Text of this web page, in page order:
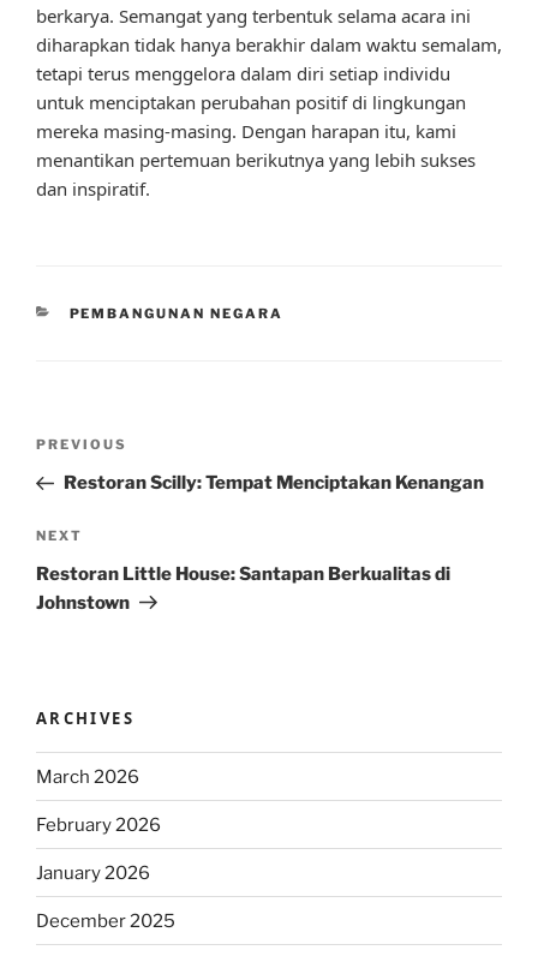
berkarya. Semangat yang terbentuk selama acara ini
diharapkan tidak hanya berakhir dalam waktu semalam,
tetapi terus menggelora dalam diri setiap individu
untuk menciptakan perubahan positif di lingkungan
mereka masing-masing. Dengan harapan itu, kami
menantikan pertemuan berikutnya yang lebih sukses
dan inspiratif.
CATEGORIES
PEMBANGUNAN NEGARA
Previous
Post
PREVIOUS
Restoran Scilly: Tempat Menciptakan Kenangan
Next
Post
NEXT
Restoran Little House: Santapan Berkualitas di
Johnstown
ARCHIVES
March 2026
February 2026
January 2026
December 2025